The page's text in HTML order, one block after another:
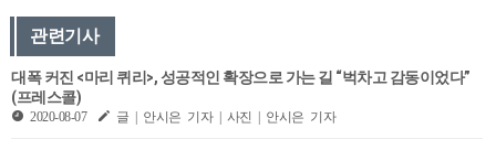
관련기사
대폭 커진 <마리 퀴리>, 성공적인 확장으로 가는 길 “벅차고 감동이었다”
(프레스콜)
2020-08-07 글 | 안시은 기자 | 사진 | 안시은 기자